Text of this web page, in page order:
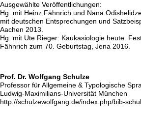
Ausgewählte Veröffentlichungen:
Hg. mit Heinz Fähnrich und Nana
mit deutschen Entsprechungen und
Aachen 2013.
Hg. mit Ute Rieger: Kaukasiologie heute.
Fähnrich zum 70. Geburtstag, Jena 2016.
Prof. Dr. Wolfgang Schulze
Professor für Allgemeine & Typologische
Ludwig-Maximilians-Universität München
http://schulzewolfgang.de/index.php/bib-